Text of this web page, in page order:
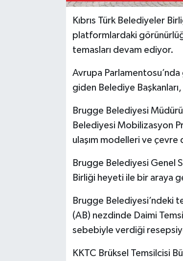
Kıbrıs Türk Belediyeler
platformlardaki
temasları devam ediyor.
Avrupa Parlamentosu’nda
giden Belediye
Brugge Belediyesi
Belediyesi Mobilizasyon
ulaşım modelleri ve çevre
Brugge Belediyesi Genel
Birliği heyeti ile bir araya
Brugge Belediyesi’ndeki
(AB) nezdinde Daimi
sebebiyle verdiği
KKTC Brüksel Temsilcisi